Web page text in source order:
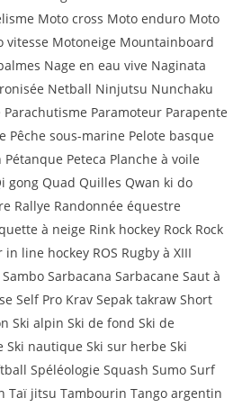
Moto cross Moto enduro Moto
vitesse Motoneige Mountainboard
Nage en eau vive Naginata
Netball Ninjutsu Nunchaku
Paramoteur Parapente
Pêche sous-marine Pelote basque
Peteca Planche à voile
gong Quad Quilles Qwan ki do
Rallye Randonnée équestre
à neige Rink hockey Rock Rock
line hockey ROS Rugby à XIII
Sarbacana Sarbacane Saut à
Self Pro Krav Sepak takraw Short
Ski alpin Ski de fond Ski de
Ski nautique Ski sur herbe Ski
Spéléologie Squash Sumo Surf
Taï jitsu Tambourin Tango argentin